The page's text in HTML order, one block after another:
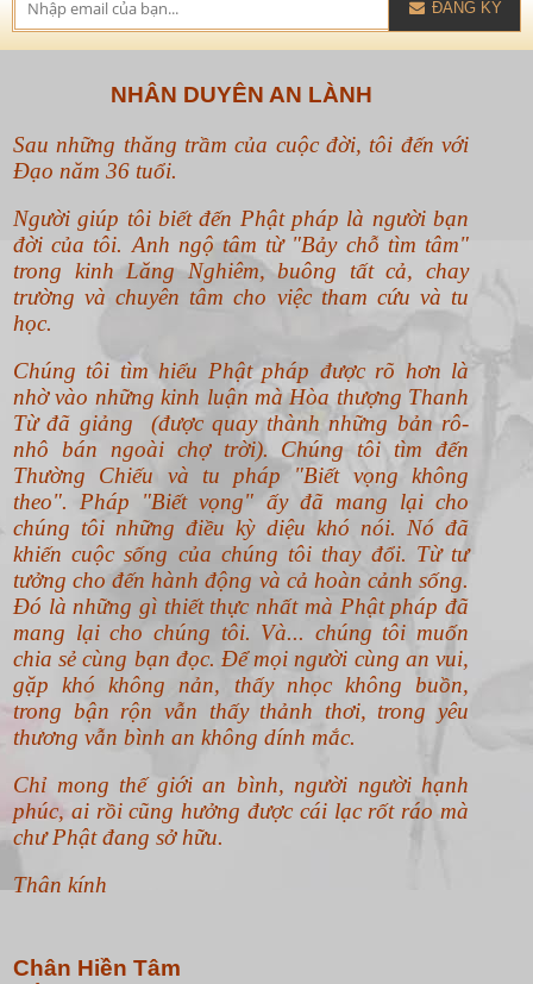
ĐĂNG KÝ
NHÂN DUYÊN AN LÀNH
Sau những thăng trầm của cuộc đời, tôi đến với
Đạo năm 36 tuổi.
Người giúp tôi biết đến Phật pháp là người bạn
đời của tôi. Anh ngộ tâm từ "Bảy chỗ tìm tâm"
trong kinh Lăng Nghiêm, buông tất cả, chay
trường và chuyên tâm cho việc tham cứu và tu
học.
Chúng tôi tìm hiểu Phật pháp được rõ hơn là
nhờ vào những kinh luận mà Hòa thượng Thanh
Từ đã giảng (được quay thành những bản rô-
nhô bán ngoài chợ trời). Chúng tôi tìm đến
Thường Chiếu và tu pháp "Biết vọng không
theo". Pháp "Biết vọng" ấy đã mang lại cho
chúng tôi những điều kỳ diệu khó nói. Nó đã
khiến cuộc sống của chúng tôi thay đổi. Từ tư
tưởng cho đến hành động và cả hoàn cảnh sống.
Đó là những gì thiết thực nhất mà Phật pháp đã
mang lại cho chúng tôi. Và... chúng tôi muốn
chia sẻ cùng bạn đọc. Để mọi người cùng an vui,
gặp khó không nản, thấy nhọc không buồn,
trong bận rộn vẫn thấy thảnh thơi, trong yêu
thương vẫn bình an không dính mắc.
Chỉ mong thế giới an bình, người người hạnh
phúc, ai rồi cũng hưởng được cái lạc rốt ráo mà
chư Phật đang sở hữu.
Thân kính
Chân Hiền Tâm